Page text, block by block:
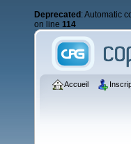
Deprecated : Automatic
on line 114
Accueil